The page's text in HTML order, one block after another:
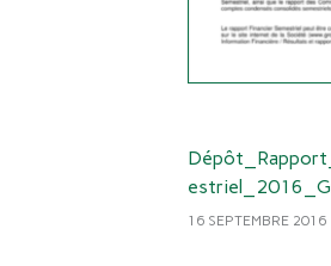
16 SEPTEMBRE 2016